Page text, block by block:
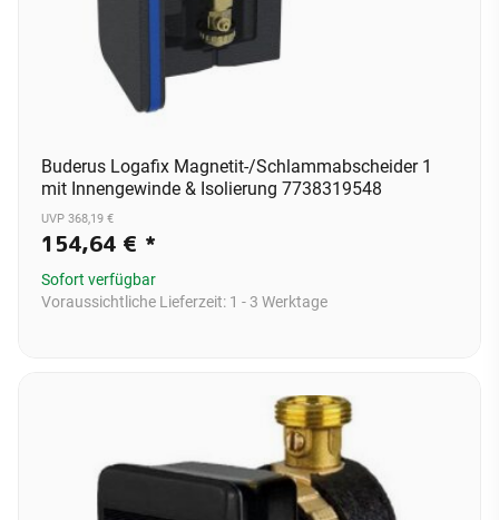
Buderus Logafix Magnetit-/Schlammabscheider 1
mit Innengewinde & Isolierung 7738319548
UVP 368,19 €
154,64 € *
Sofort verfügbar
Voraussichtliche Lieferzeit: 1 - 3 Werktage